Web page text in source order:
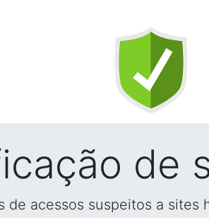
de
de acessos suspeitos a sites